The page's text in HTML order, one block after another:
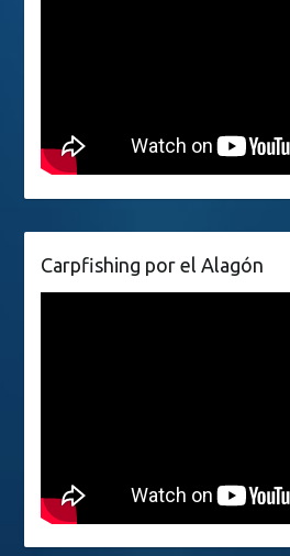
Carpfishing por el Alagón